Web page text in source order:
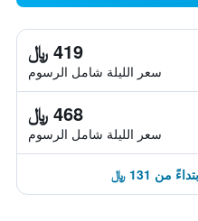
419 ﷼
سعر الليلة شامل الرسوم
468 ﷼
سعر الليلة شامل الرسوم